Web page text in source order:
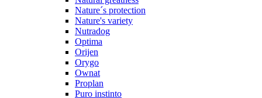
Nature´s protection
Nature's variety
Nutradog
Optima
Orijen
Orygo
Ownat
Proplan
Puro instinto